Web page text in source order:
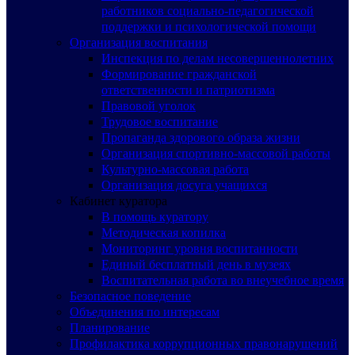
работников социально-педагогической
поддержки и психологической помощи
Организация воспитания
Инспекция по делам несовершеннолетних
Формирование гражданской
ответственности и патриотизма
Правовой уголок
Трудовое воспитание
Пропаганда здорового образа жизни
Организация спортивно-массовой работы
Культурно-массовая работа
Организация досуга учащихся
Кабинет куратора
В помощь куратору
Методическая копилка
Мониторинг уровня воспитанности
Единый бесплатный день в музеях
Воспитательная работа во внеучебное время
Безопасное поведение
Объединения по интересам
Планирование
Профилактика коррупционных правонарушений